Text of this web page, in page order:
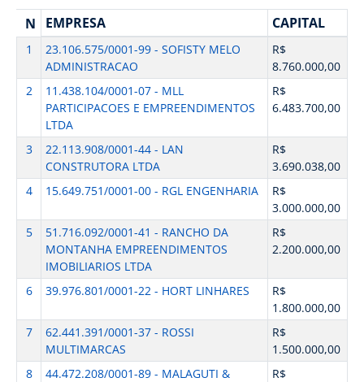
N EMPRESA CAPITAL
1
23.106.575/0001-99 - SOFISTY MELO
ADMINISTRACAO
R$
8.760.000,00
2
11.438.104/0001-07 - MLL
PARTICIPACOES E EMPREENDIMENTOS
LTDA
R$
6.483.700,00
3
22.113.908/0001-44 - LAN
CONSTRUTORA LTDA
R$
3.690.038,00
4
15.649.751/0001-00 - RGL ENGENHARIA
R$
3.000.000,00
5
51.716.092/0001-41 - RANCHO DA
MONTANHA EMPREENDIMENTOS
IMOBILIARIOS LTDA
R$
2.200.000,00
6 39.976.801/0001-22 - HORT LINHARES
R$
1.800.000,00
7
62.441.391/0001-37 - ROSSI
MULTIMARCAS
R$
1.500.000,00
8
44.472.208/0001-89 - MALAGUTI &
R$